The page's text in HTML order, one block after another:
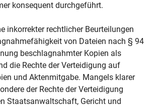
konsequent durchgeführt.
inkorrekter rechtlicher Beurteilungen
von Dateien nach § 94
beschlagnahmter Kopien als
die Rechte der Verteidigung auf
und Aktenmitgabe. Mangels klarer
der Rechte der Verteidigung
Staatsanwaltschaft, Gericht und